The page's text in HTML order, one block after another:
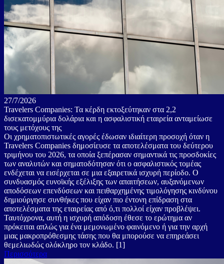
27/7/2026
Travelers Companies: Τα κέρδη εκτοξεύτηκαν στα 2,2
δισεκατομμύρια δολάρια και η ασφαλιστική εταιρεία ανταμείωσε
τους μετόχους της
Οι χρηματοπιστωτικές αγορές έδωσαν ιδιαίτερη προσοχή όταν η
Travelers Companies δημοσίευσε τα αποτελέσματα του δεύτερου
τριμήνου του 2026, τα οποία ξεπέρασαν σημαντικά τις προσδοκίες
των αναλυτών και σηματοδότησαν ότι ο ασφαλιστικός τομέας
ενδέχεται να εισέρχεται σε μια εξαιρετικά ισχυρή περίοδο. Ο
συνδυασμός ευνοϊκής εξέλιξης των απαιτήσεων, αυξανόμενων
αποδόσεων επενδύσεων και πειθαρχημένης τιμολόγησης κινδύνου
δημιούργησε συνθήκες που είχαν πιο έντονη επίδραση στα
αποτελέσματα της εταιρείας από ό,τι πολλοί είχαν προβλέψει.
Ταυτόχρονα, αυτή η ισχυρή απόδοση έθεσε το ερώτημα αν
πρόκειται απλώς για ένα μεμονωμένο φαινόμενο ή για την αρχή
μιας μακροπρόθεσμης τάσης που θα μπορούσε να επηρεάσει
θεμελιωδώς ολόκληρο τον κλάδο. [1]
Περισσότερα